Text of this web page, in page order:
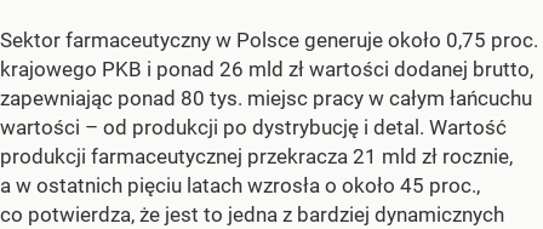
Sektor farmaceutyczny w Polsce generuje około 0,75 proc.
krajowego PKB i ponad 26 mld zł wartości dodanej brutto,
zapewniając ponad 80 tys. miejsc pracy w całym łańcuchu
wartości – od produkcji po dystrybucję i detal. Wartość
produkcji farmaceutycznej przekracza 21 mld zł rocznie,
a w ostatnich pięciu latach wzrosła o około 45 proc.,
co potwierdza, że jest to jedna z bardziej dynamicznych